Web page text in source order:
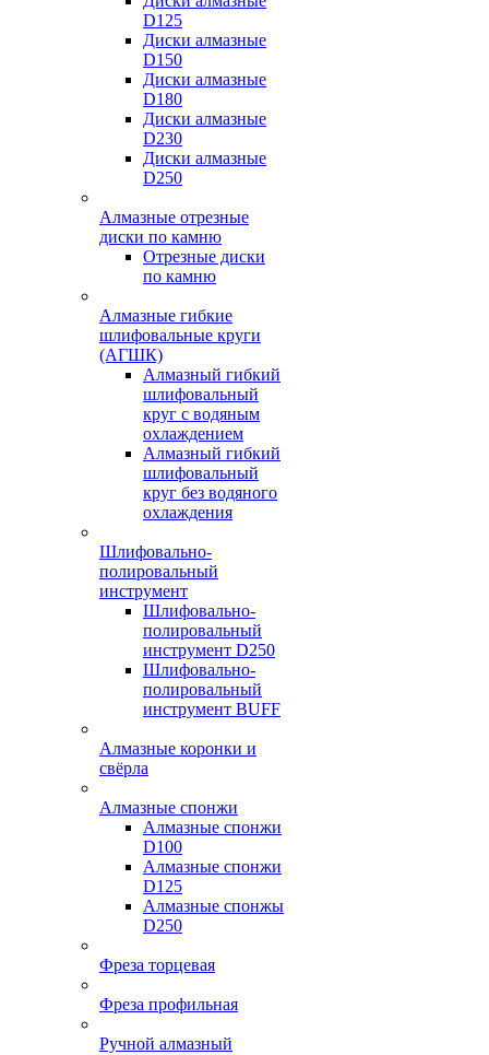
D125
Диски алмазные
D150
Диски алмазные
D180
Диски алмазные
D230
Диски алмазные
D250
Алмазные отрезные
диски по камню
Отрезные диски
по камню
Алмазные гибкие
шлифовальные круги
(АГШК)
Алмазный гибкий
шлифовальный
круг с водяным
охлаждением
Алмазный гибкий
шлифовальный
круг без водяного
охлаждения
Шлифовально-
полировальный
инструмент
Шлифовально-
полировальный
инструмент D250
Шлифовально-
полировальный
инструмент BUFF
Алмазные коронки и
свёрла
Алмазные спонжи
Алмазные спонжи
D100
Алмазные спонжи
D125
Алмазные спонжы
D250
Фреза торцевая
Фреза профильная
Ручной алмазный